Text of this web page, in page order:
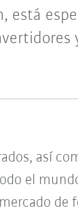
está
así
el
de